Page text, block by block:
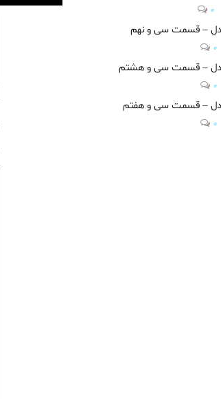
0
– قسمت سی و نهم
0
– قسمت سی و هشتم
0
– قسمت سی و هفتم
0